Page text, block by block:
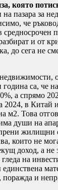
която
на пазара за
че
и от
до сега не
година са,
а спрямо
2024, в Китай
м2. Това
души на
жилищни
които не
доход, а не
на
и